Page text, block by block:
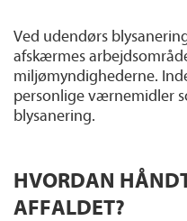
Ved udendørs
afskærmes
miljømyndighederne.
personlige værnemidler
blysanering.
HVORDAN
AFFALDET?